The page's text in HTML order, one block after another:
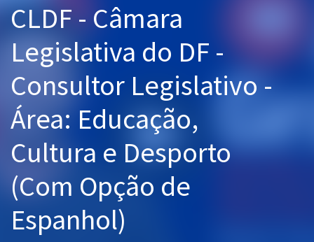
Cursos 20% OFF
Pós
Graduação
OAB
Mentorias
Questões grátis
CLDF - Câmara
Legislativa do DF -
Consultor Legislativo -
Área: Educação,
Cultura e Desporto
(Com Opção de
Espanhol)